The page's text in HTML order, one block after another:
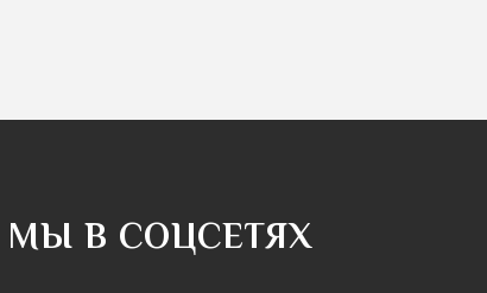
МЫ В СОЦСЕТЯХ